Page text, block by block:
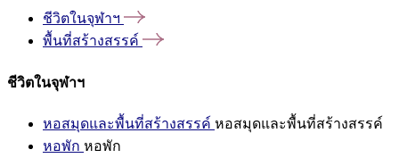
ชีวิตในจุฬาฯ
พื้นที่สร้างสรรค์
ชีวิตในจุฬาฯ
หอสมุดและพื้นที่สร้างสรรค์ หอสมุดและพื้นที่สร้างสรรค์
หอพัก หอพัก